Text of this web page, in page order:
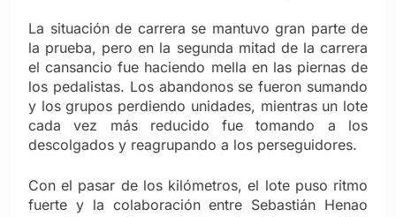
La situación de carrera se mantuvo gran parte de
la prueba, pero en la segunda mitad de la carrera
el cansancio fue haciendo mella en las piernas de
los pedalistas. Los abandonos se fueron sumando
y los grupos perdiendo unidades, mientras un lote
cada vez más reducido fue tomando a los
descolgados y reagrupando a los perseguidores.
Con el pasar de los kilómetros, el lote puso ritmo
fuerte y la colaboración entre Sebastián Henao